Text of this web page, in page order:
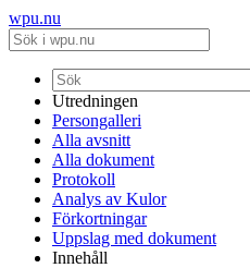
wpu.nu
Utredningen
Persongalleri
Alla avsnitt
Alla dokument
Protokoll
Analys av Kulor
Förkortningar
Uppslag med dokument
Innehåll